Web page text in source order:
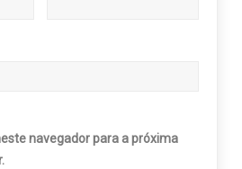
navegador para a próxima